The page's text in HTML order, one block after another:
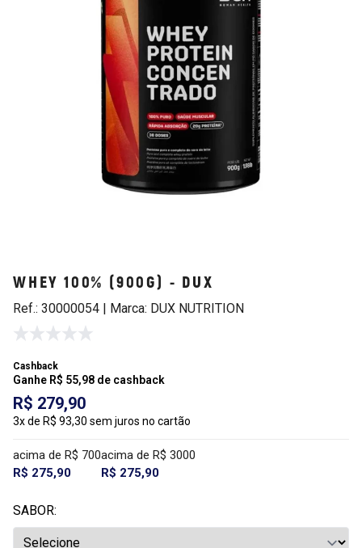
WHEY 100% (900G) - DUX
Ref.: 30000054 | Marca: DUX NUTRITION
Cashback
Ganhe R$ 55,98 de cashback
R$ 279,90
3x de R$ 93,30 sem juros no cartão
acima de R$ 700
R$ 275,90
acima de R$ 3000
R$ 275,90
SABOR: